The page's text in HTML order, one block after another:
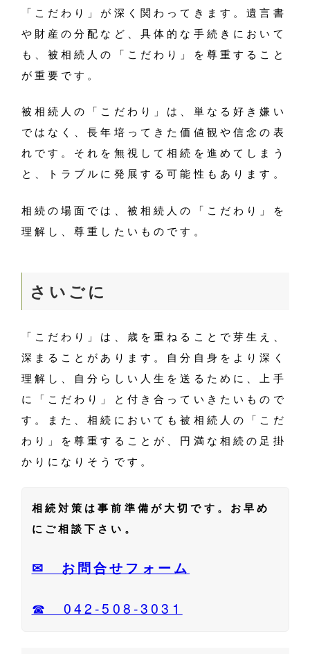
「こだわり」が深く関わってきます。遺言書
や財産の分配など、具体的な手続きにおいて
も、被相続人の「こだわり」を尊重すること
が重要です。
被相続人の「こだわり」は、単なる好き嫌い
ではなく、長年培ってきた価値観や信念の表
れです。それを無視して相続を進めてしまう
と、トラブルに発展する可能性もあります。
相続の場面では、被相続人の「こだわり」を
理解し、尊重したいものです。
さいごに
「こだわり」は、歳を重ねることで芽生え、
深まることがあります。自分自身をより深く
理解し、自分らしい人生を送るために、上手
に「こだわり」と付き合っていきたいもので
す。また、相続においても被相続人の「こだ
わり」を尊重することが、円満な相続の足掛
かりになりそうです。
相続対策は事前準備が大切です。お早め
にご相談下さい。
✉ お問合せフォーム
☎ 042-508-3031